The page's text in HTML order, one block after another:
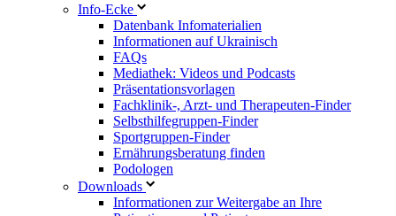
Info-Ecke
Datenbank Infomaterialien
Informationen auf Ukrainisch
FAQs
Mediathek: Videos und Podcasts
Präsentationsvorlagen
Fachklinik-, Arzt- und Therapeuten-Finder
Selbsthilfegruppen-Finder
Sportgruppen-Finder
Ernährungsberatung finden
Podologen
Downloads
Informationen zur Weitergabe an Ihre